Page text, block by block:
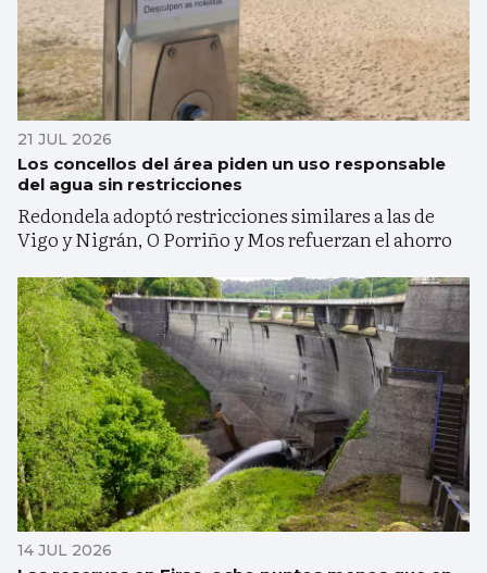
21 JUL 2026
Los concellos del área piden un uso responsable
del agua sin restricciones
Redondela adoptó restricciones similares a las de
Vigo y Nigrán, O Porriño y Mos refuerzan el ahorro
14 JUL 2026